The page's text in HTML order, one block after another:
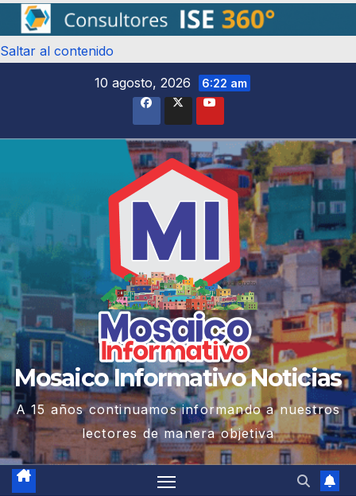
Saltar al contenido
10 agosto, 2026
6:22 am
Mosaico Informativo Noticias
A 15 años continuamos informando a nuestros
lectores de manera objetiva